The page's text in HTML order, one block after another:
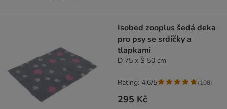
Isobed zooplus šedá deka
pro psy se srdíčky a
tlapkami
D 75 x Š 50 cm
295 Kč
Rating: 4.6/5 (108)